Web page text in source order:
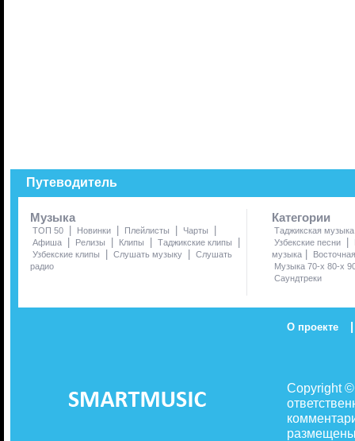
Путеводитель
Музыка
ТОП 50 | Новинки | Плейлисты | Чарты |
Афиша | Релизы | Клипы | Таджикские клипы |
Узбекские клипы | Слушать музыку | Слушать
радио
Категории
Таджикская музыка
Узбекские песни
|
музыка |
Музыка 70-х 80-х
Саундтреки
О проекте |
Copyright
размещены